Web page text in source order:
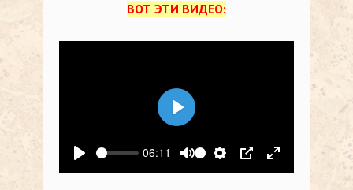
ВОТ ЭТИ ВИДЕО:
Воспроизвести
06:11
Выключить звук
Настройки
PIP На весь
Воспроизвести